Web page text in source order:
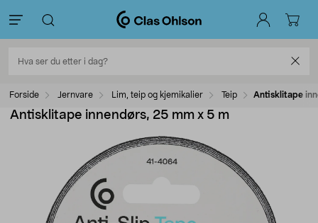
Forside Jernvare Lim, teip og kjemikalier Teip Antisklitape
Antisklitape innendørs, 25 mm x 5 m